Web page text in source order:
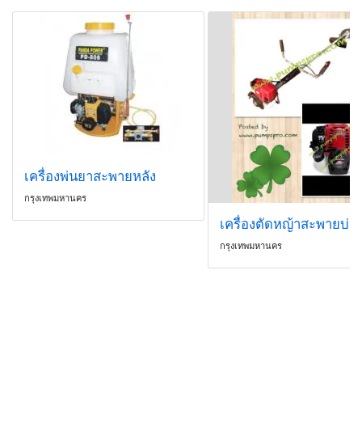
เครื่องพ่นยาสะพายหลัง
กรุงเทพมหานคร
กรุงเทพมหานคร